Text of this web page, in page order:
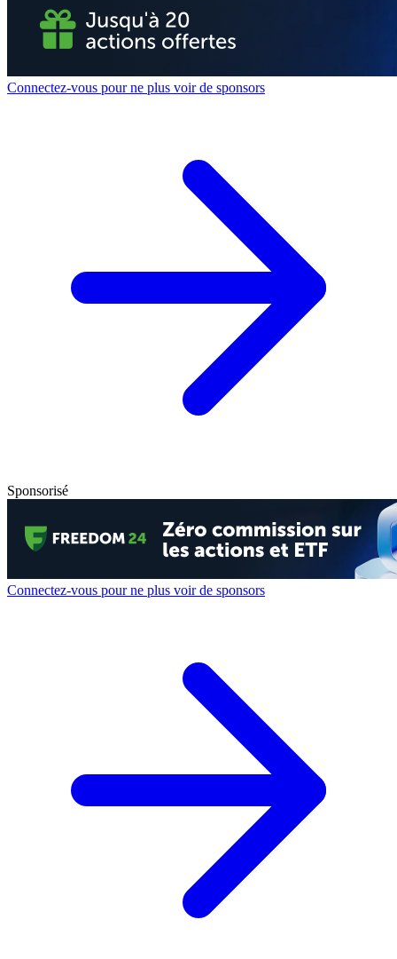
Connectez-vous pour ne plus voir de sponsors
Sponsorisé
Connectez-vous pour ne plus voir de sponsors